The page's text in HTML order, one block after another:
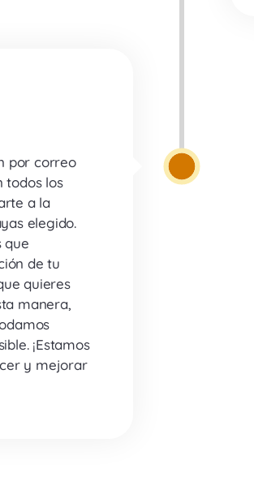
por correo
todos los
a la
elegido.
que
de tu
quieres
manera,
¡Estamos
y mejorar